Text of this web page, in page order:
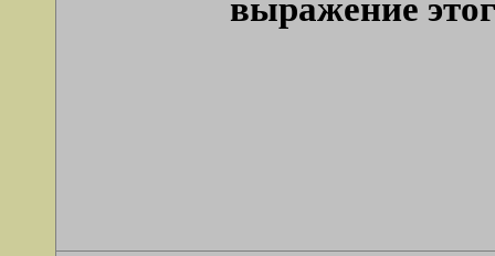
выражение